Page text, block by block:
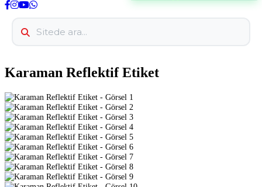
Karaman Reflektif Etiket